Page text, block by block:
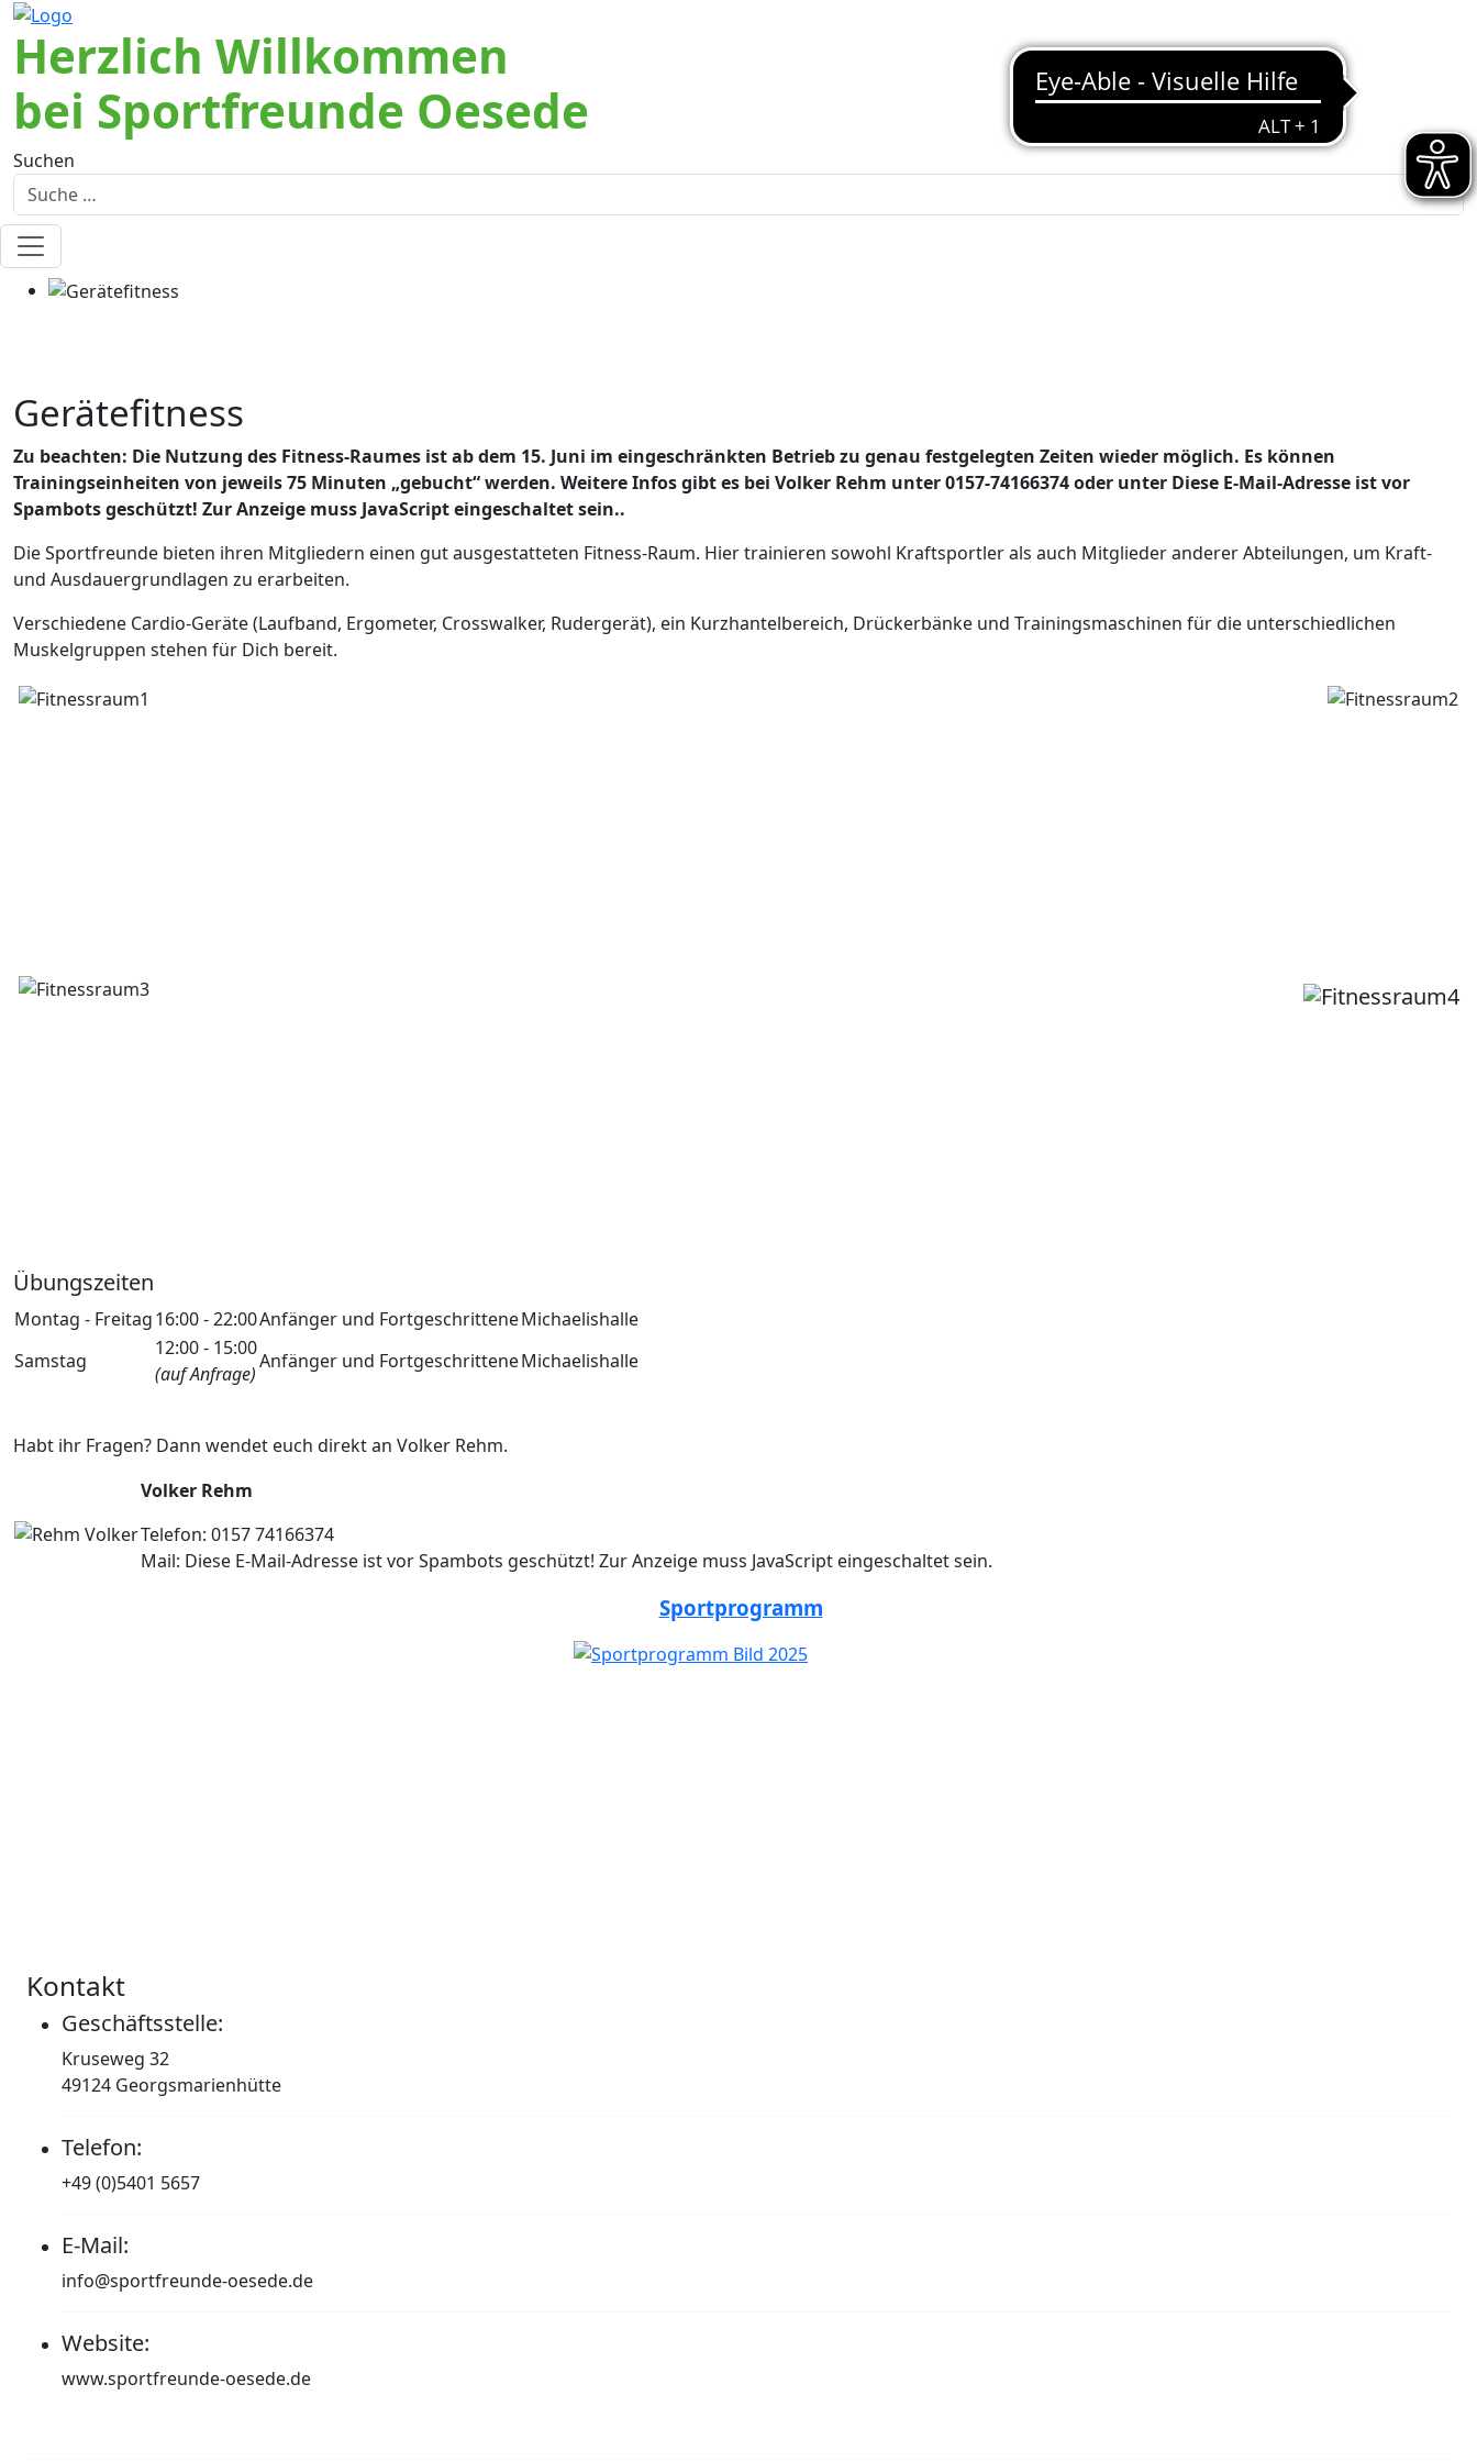
Herzlich Willkommen
bei Sportfreunde Oesede
Suchen
Gerätefitness
Zu beachten: Die Nutzung des Fitness-Raumes ist ab dem 15. Juni im eingeschränkten Betrieb zu genau festgelegten Zeiten wieder möglich. Es können
Trainingseinheiten von jeweils 75 Minuten „gebucht“ werden. Weitere Infos gibt es bei Volker Rehm unter 0157-74166374 oder unter Diese E-Mail-Adresse ist vor
Spambots geschützt! Zur Anzeige muss JavaScript eingeschaltet sein..
Die Sportfreunde bieten ihren Mitgliedern einen gut ausgestatteten Fitness-Raum. Hier trainieren sowohl Kraftsportler als auch Mitglieder anderer Abteilungen, um Kraft-
und Ausdauergrundlagen zu erarbeiten.
Verschiedene Cardio-Geräte (Laufband, Ergometer, Crosswalker, Rudergerät), ein Kurzhantelbereich, Drückerbänke und Trainingsmaschinen für die unterschiedlichen
Muskelgruppen stehen für Dich bereit.
Übungszeiten
Montag - Freitag16:00 - 22:00Anfänger und FortgeschritteneMichaelishalle
Samstag
12:00 - 15:00
(auf Anfrage)
Anfänger und FortgeschritteneMichaelishalle
Habt ihr Fragen? Dann wendet euch direkt an Volker Rehm.
Volker Rehm
Telefon: 0157 74166374
Mail: Diese E-Mail-Adresse ist vor Spambots geschützt! Zur Anzeige muss JavaScript eingeschaltet sein.
Sportprogramm
Kontakt
Geschäftsstelle:
Kruseweg 32
49124 Georgsmarienhütte
Telefon:
+49 (0)5401 5657
E-Mail:
info@sportfreunde-oesede.de
Website:
www.sportfreunde-oesede.de